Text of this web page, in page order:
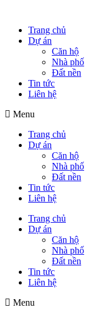
Trang chủ
Dự án
Căn hộ
Nhà phố
Đất nền
Tin tức
Liên hệ
Menu
Trang chủ
Dự án
Căn hộ
Nhà phố
Đất nền
Tin tức
Liên hệ
Trang chủ
Dự án
Căn hộ
Nhà phố
Đất nền
Tin tức
Liên hệ
Menu